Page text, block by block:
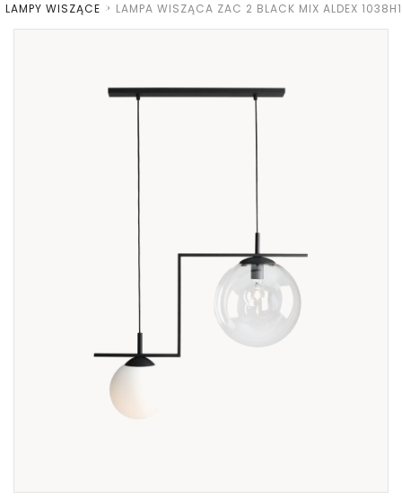
LAMPY WISZĄCE > LAMPA WISZĄCA ZAC 2 BLACK MIX ALDEX 1038H1